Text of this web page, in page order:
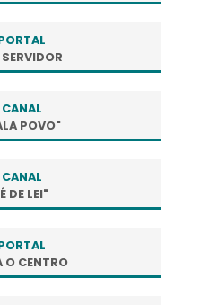
CANAL
POVO"
CANAL
DE LEI"
O CENTRO